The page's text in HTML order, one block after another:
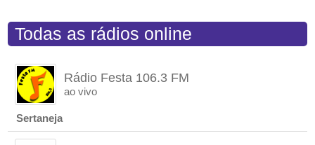
Todas as rádios online
Rádio Festa 106.3 FM
ao vivo
Sertaneja